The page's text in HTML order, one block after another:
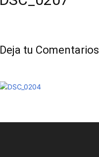
Deja tu Comentarios